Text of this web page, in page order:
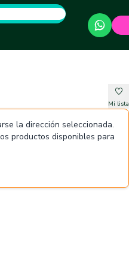
Mi lista
la dirección seleccionada.
productos disponibles para